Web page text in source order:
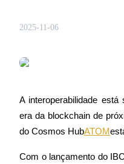
Futuros de USDT
2025-11-06
A interoperabilidade
era da blockchain de
do Cosmos HubATOM
Com o lançamento do